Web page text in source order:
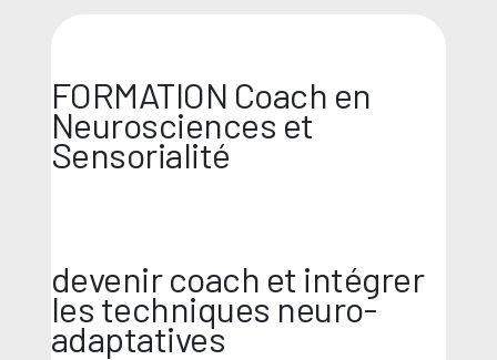
FORMATION Coach en
Neurosciences et
Sensorialité
devenir coach et intégrer
les techniques neuro-
adaptatives